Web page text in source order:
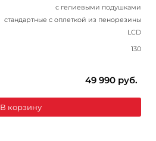
с гелиевыми подушками
стандартные с оплеткой из пенорезины
LCD
130
49 990 руб.
В корзину